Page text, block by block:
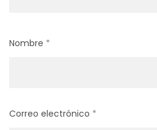
Nombre *
Correo electrónico *